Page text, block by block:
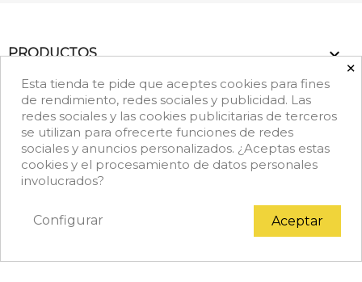
PRODUCTOS 
NUESTRA EMPRESA
DATOS DE CONTACTO
FacebookRss InstagramLinkedInTikTok
© 2026 - Copyright © Achef.es. Todos los derechos
×
Esta tienda te pide que aceptes cookies para fines
de rendimiento, redes sociales y publicidad. Las
redes sociales y las cookies publicitarias de terceros
se utilizan para ofrecerte funciones de redes
sociales y anuncios personalizados. ¿Aceptas estas
cookies y el procesamiento de datos personales
involucrados?
Aceptar
Configurar